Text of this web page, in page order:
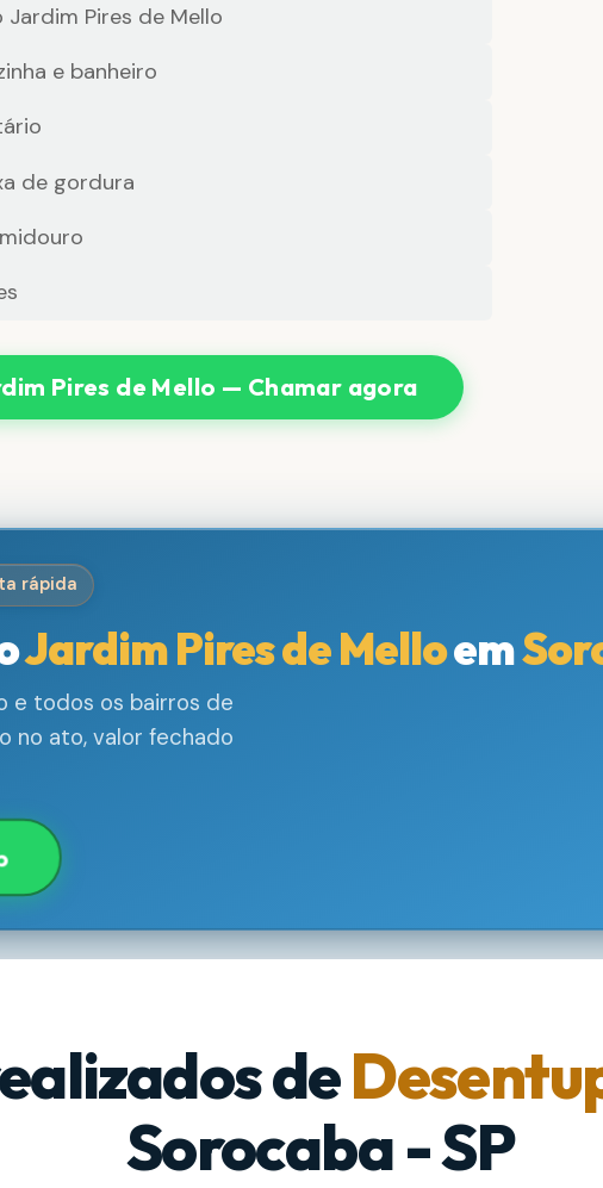
Pires de Mello
e banheiro
de gordura
Pires de Mello — Chamar agora
rápida
Jardim Pires de Melloem
e todos os bairros de
no ato, valor fechado
de
Sorocaba - SP